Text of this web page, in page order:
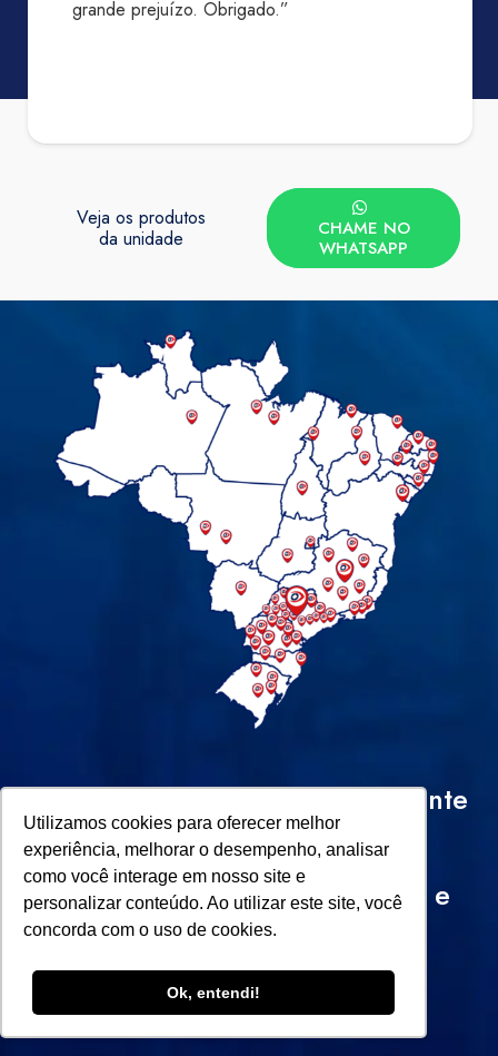
Utilizamos cookies para oferecer melhor
experiência, melhorar o desempenho, analisar
como você interage em nosso site e
personalizar conteúdo. Ao utilizar este site, você
concorda com o uso de cookies.
Ok, entendi!
grande prejuízo. Obrigado.”
Veja os produtos
da unidade
CHAME NO
WHATSAPP
A rede Super Visão está presente
em todo o Brasil. Quer
empreender? Conte conosco e
faça parte de uma rede de
sucesso!